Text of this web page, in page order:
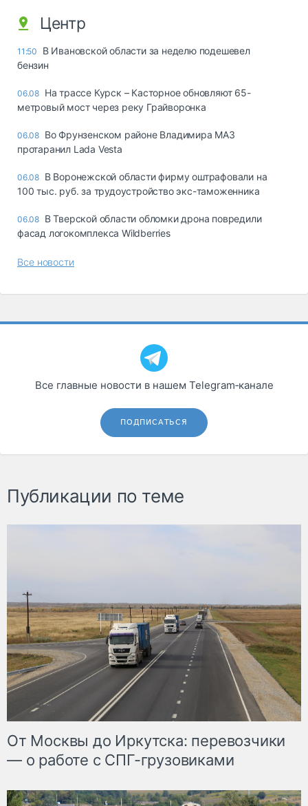
Центр
11:50
В Ивановской области за неделю подешевел
бензин
06.08 На трассе Курск – Касторное обновляют 65-
метровый мост через реку Грайворонка
06.08 Во Фрунзенском районе Владимира МАЗ
протаранил Lada Vesta
06.08 В Воронежской области фирму оштрафовали на
100 тыс. руб. за трудоустройство экс-таможенника
06.08 В Тверской области обломки дрона повредили
фасад логокомплекса Wildberries
Все новости
Все главные новости в нашем Telegram‑канале
ПОДПИСАТЬСЯ
Публикации по теме
От Москвы до Иркутска: перевозчики
— о работе с СПГ-грузовиками